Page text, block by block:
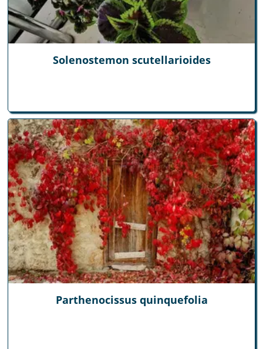
Solenostemon scutellarioides
Parthenocissus quinquefolia